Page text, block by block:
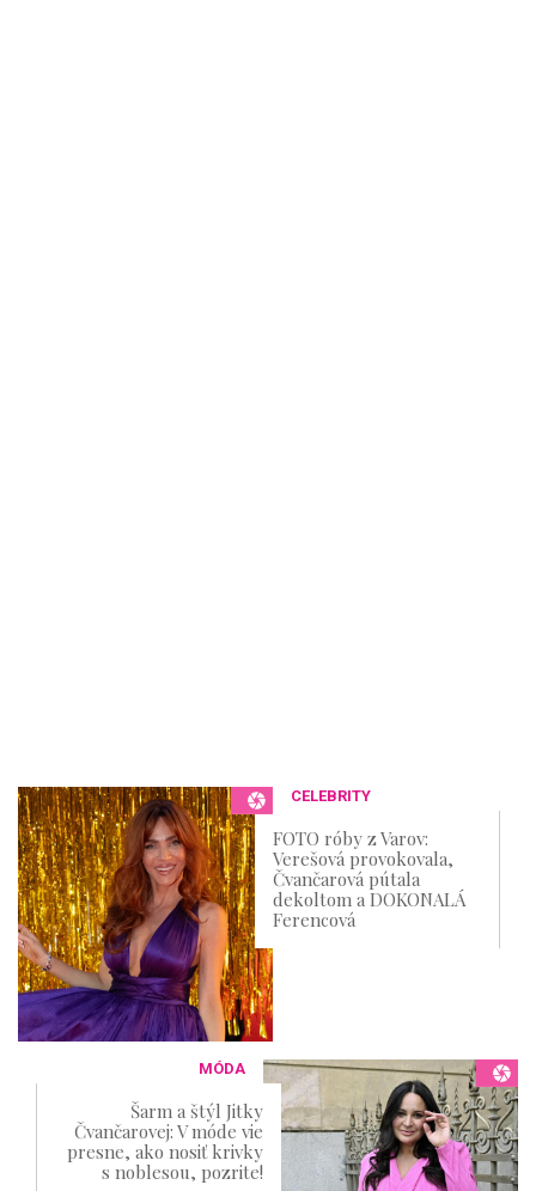
CELEBRITY
FOTO róby z Varov:
Verešová provokovala,
Čvančarová pútala
dekoltom a DOKONALÁ
Ferencová
MÓDA
Šarm a štýl Jitky
Čvančarovej: V móde vie
presne, ako nosiť krivky
s noblesou, pozrite!